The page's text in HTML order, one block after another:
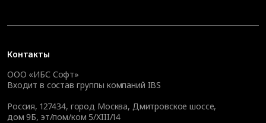
Контакты
ООО «ИБС Софт»
Входит в состав группы компаний IBS
Россия, 127434, город Москва, Дмитровское шоссе,
дом 9Б, эт/пом/ком 5/XIII/14